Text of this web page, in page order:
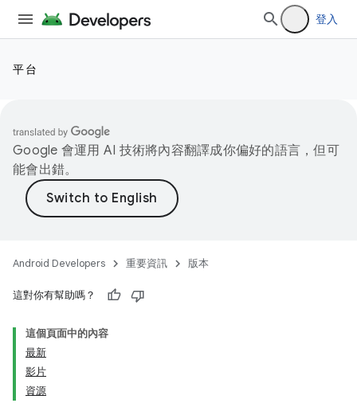
登入
平台
Google 會運用 AI 技術將內容翻譯成你偏好的語言，但可
能會出錯。
Android Developers 重要資訊 版本
這對你有幫助嗎？
這個頁面中的內容
最新
影片
資源